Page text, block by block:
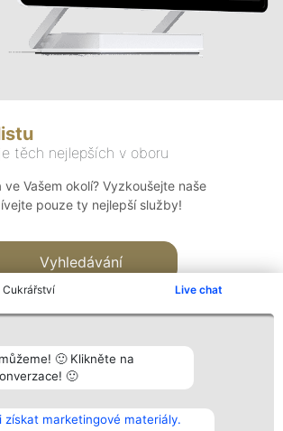
Cukrářství Live chat
🙂 Klikněte na
🙂
získat marketingové materiály.
těch nejlepších v oboru
Vašem okolí? Vyzkoušejte naše
pouze ty nejlepší služby!
Vyhledávání
o.
Vítězové
Seznam všech
Kontakt